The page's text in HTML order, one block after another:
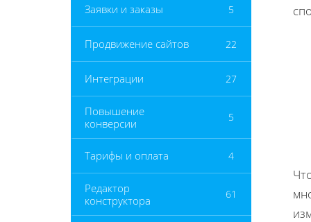
Заявки и заказы 5
Продвижение сайтов 22
Интеграции 27
Повышение
конверсии
5
Тарифы и оплата 4
Редактор
конструктора
61